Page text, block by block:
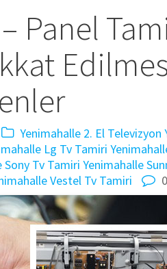
Panel
Yenimahalle 2. El Televizyon
Lg Tv Tamiri
Sony Tv Tamiri Yenimahalle
Vestel Tv Tamiri 0